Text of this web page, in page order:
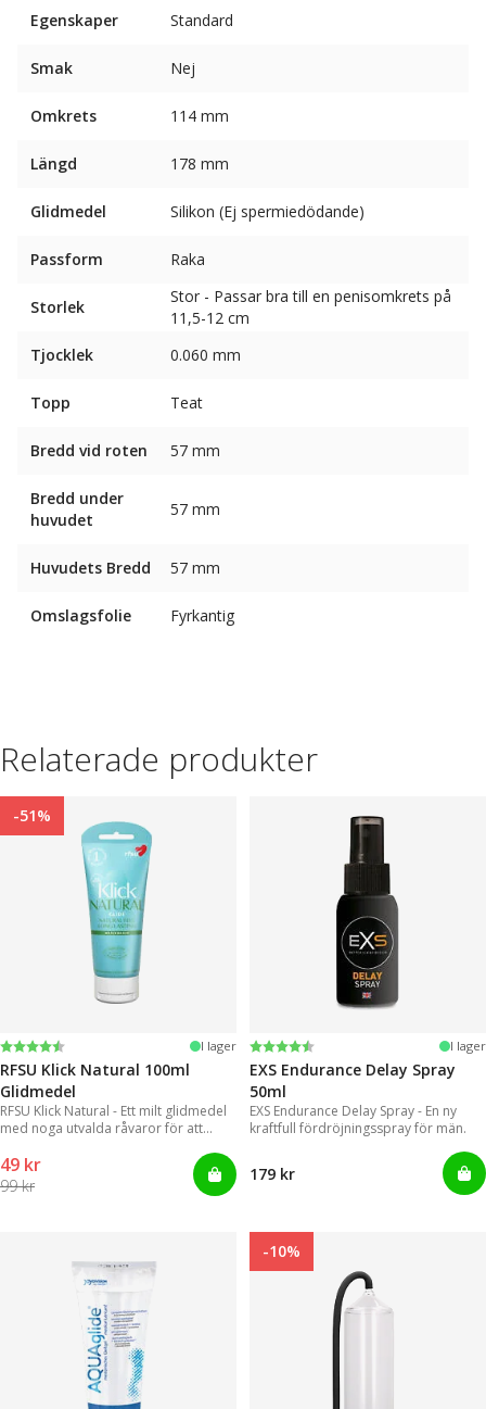
Egenskaper Standard
Smak Nej
Omkrets 114 mm
Längd 178 mm
Glidmedel Silikon (Ej spermiedödande)
Passform Raka
Storlek
Stor - Passar bra till en penisomkrets på
11,5-12 cm
Tjocklek
0.060 mm
Topp Teat
Bredd vid roten 57 mm
Bredd under
huvudet
57 mm
Huvudets Bredd 57 mm
Omslagsfolie Fyrkantig
Relaterade produkter
-51%
Betyg:
4.4 utav 5 stjärnor I lager
RFSU Klick Natural 100ml
Glidmedel
RFSU Klick Natural - Ett milt glidmedel
med noga utvalda råvaror för att
49 kr
99 kr
Betyg:
4.2 utav 5 stjärnor I lager
EXS Endurance Delay Spray
50ml
EXS Endurance Delay Spray - En ny
kraftfull fördröjningsspray för män.
179 kr
-10%